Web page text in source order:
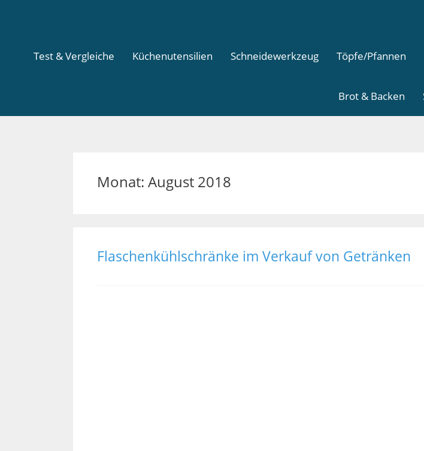
Test & Vergleiche Küchenutensilien Schneidewerkzeug Töpfe/Pfannen
Brot & Backen
Monat: August 2018
Flaschenkühlschränke im Verkauf von Getränken